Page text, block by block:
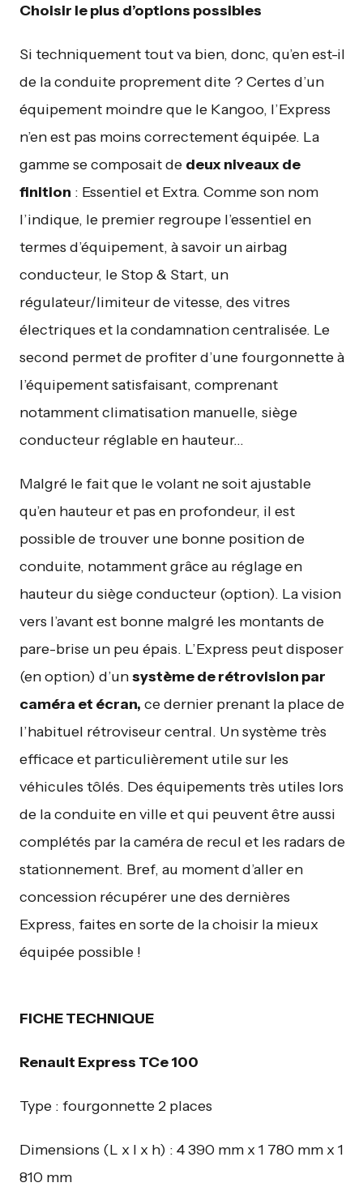
Choisir le plus d’options possibles
Si techniquement tout va bien, donc, qu’en est-il
de la conduite proprement dite ? Certes d’un
équipement moindre que le Kangoo, l’Express
n’en est pas moins correctement équipée. La
gamme se composait de deux niveaux de
finition : Essentiel et Extra. Comme son nom
l’indique, le premier regroupe l’essentiel en
termes d’équipement, à savoir un airbag
conducteur, le Stop & Start, un
régulateur/limiteur de vitesse, des vitres
électriques et la condamnation centralisée. Le
second permet de profiter d’une fourgonnette à
l’équipement satisfaisant, comprenant
notamment climatisation manuelle, siège
conducteur réglable en hauteur…
Malgré le fait que le volant ne soit ajustable
qu’en hauteur et pas en profondeur, il est
possible de trouver une bonne position de
conduite, notamment grâce au réglage en
hauteur du siège conducteur (option). La vision
vers l’avant est bonne malgré les montants de
pare-brise un peu épais. L’Express peut disposer
(en option) d’unsystème de rétrovision par
caméra et écran, ce dernier prenant la place de
l’habituel rétroviseur central. Un système très
efficace et particulièrement utile sur les
véhicules tôlés. Des équipements très utiles lors
de la conduite en ville et qui peuvent être aussi
complétés par la caméra de recul et les radars de
stationnement. Bref, au moment d’aller en
concession récupérer une des dernières
Express, faites en sorte de la choisir la mieux
équipée possible !
FICHE TECHNIQUE
Renault Express TCe 100
Type : fourgonnette 2 places
Dimensions (L x l x h) : 4 390 mm x 1 780 mm x 1
810 mm